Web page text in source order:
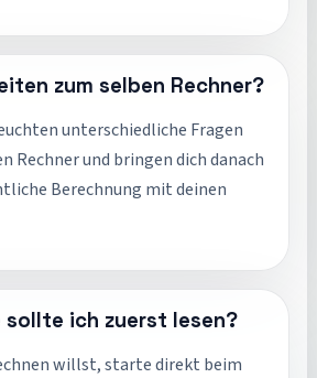
zum selben Rechner?
unterschiedliche Fragen
Rechner und bringen dich danach
Berechnung mit deinen
sollte ich zuerst lesen?
willst, starte direkt beim